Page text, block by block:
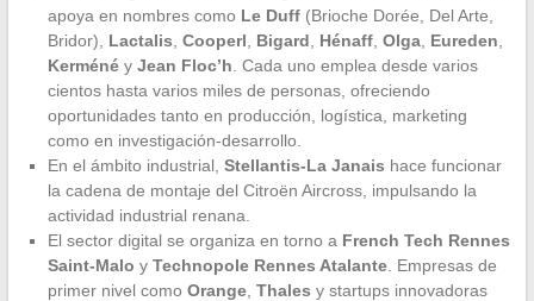
apoya en nombres como Le Duff(Brioche Dorée, Del Arte,
Bridor), Lactalis Cooperl Bigard Hénaff, Olga, Eureden
Kerménéy Jean Floc’h . Cada uno emplea desde varios
cientos hasta varios miles de personas, ofreciendo
oportunidades tanto en producción, logística, marketing
como en investigación-desarrollo.
En el ámbito industrial, Stellantis-La Janais hace funcionar
la cadena de montaje del Citroën Aircross, impulsando la
actividad industrial renana.
El sector digital se organiza en torno a French Tech Rennes
Saint-Malo y Technopole Rennes Atalante. Empresas de
primer nivel como Orange, Thales y startups innovadoras